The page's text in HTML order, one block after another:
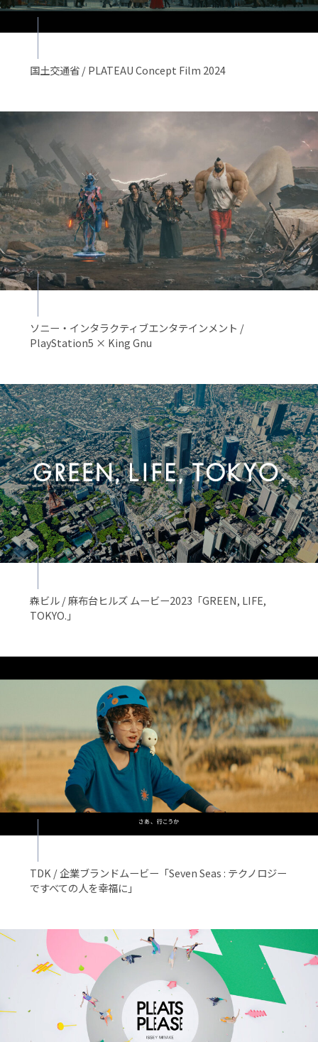
国土交通省 / PLATEAU Concept Film 2024
ソニー・インタラクティブエンタテインメント /
PlayStation5 × King Gnu
森ビル / 麻布台ヒルズ ムービー2023「GREEN, LIFE,
TOKYO.」
TDK / 企業ブランドムービー「Seven Seas : テクノロジー
ですべての人を幸福に」